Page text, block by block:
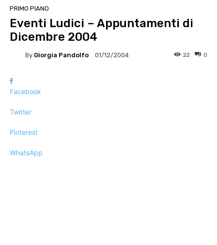
PRIMO PIANO
Eventi Ludici – Appuntamenti di
Dicembre 2004
By Giorgia Pandolfo 01/12/2004 0
22
Facebook
Twitter
Pinterest
WhatsApp